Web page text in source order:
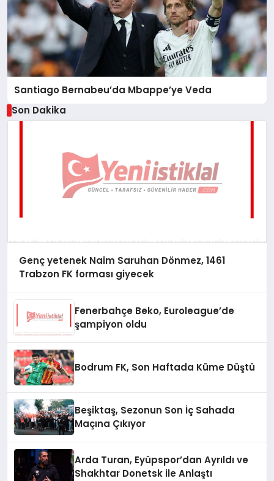
Santiago Bernabeu’da Mbappe’ye Veda
Son Dakika
Genç yetenek Naim Saruhan Dönmez, 1461
Trabzon FK forması giyecek
Fenerbahçe Beko, Euroleague’de
şampiyon oldu
Bodrum FK, Son Haftada Küme Düştü
Beşiktaş, Sezonun Son İç Sahada
Maçına Çıkıyor
Arda Turan, Eyüpspor’dan Ayrıldı ve
Shakhtar Donetsk ile Anlaştı